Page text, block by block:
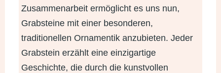
Zusammenarbeit ermöglicht es uns nun,
Grabsteine mit einer besonderen,
traditionellen Ornamentik anzubieten. Jeder
Grabstein erzählt eine einzigartige
Geschichte, die durch die kunstvollen